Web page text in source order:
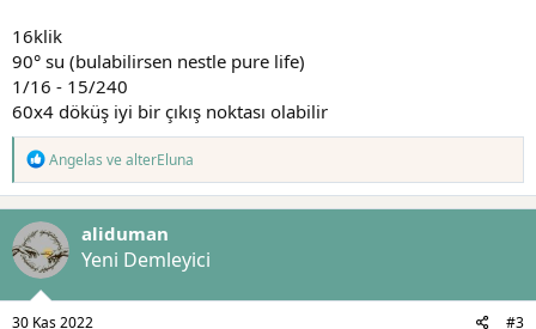
16klik
90° su (bulabilirsen nestle pure life)
1/16 - 15/240
60x4 döküş iyi bir çıkış noktası olabilir
T
e
p
k
i
l
e
r
Angelas ve alterEluna
aliduman
Yeni Demleyici
30 Kas 2022 #3